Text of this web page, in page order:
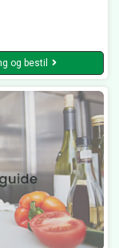
og bestil